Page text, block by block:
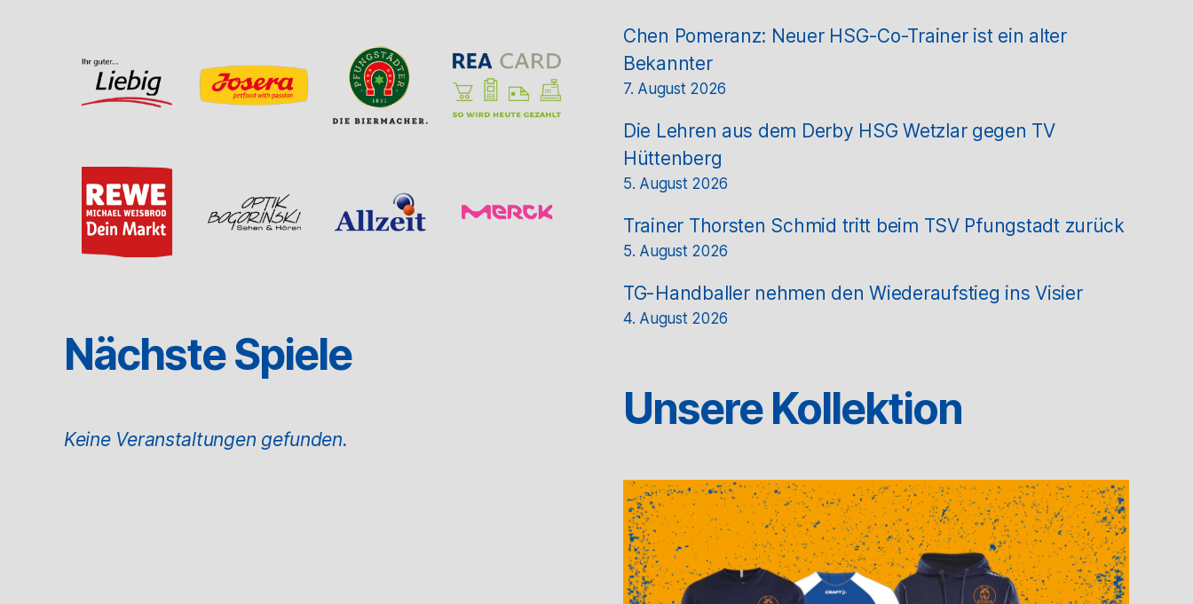
Nächste Spiele
Keine Veranstaltungen gefunden.
Chen Pomeranz: Neuer HSG-Co-Trainer ist ein alter
Bekannter
7. August 2026
Die Lehren aus dem Derby HSG Wetzlar gegen TV
Hüttenberg
5. August 2026
Trainer Thorsten Schmid tritt beim TSV Pfungstadt zurück
5. August 2026
TG-Handballer nehmen den Wiederaufstieg ins Visier
4. August 2026
Unsere Kollektion